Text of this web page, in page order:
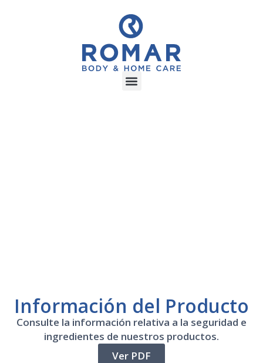
Información del Producto
Consulte la información relativa a la seguridad e
ingredientes de nuestros productos.
Ver PDF